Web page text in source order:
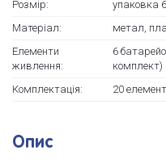
Розмір:
упаковка
Матеріал:
метал,
Елементи
живлення:
6
комплект)
Комплектація:
20
Опис